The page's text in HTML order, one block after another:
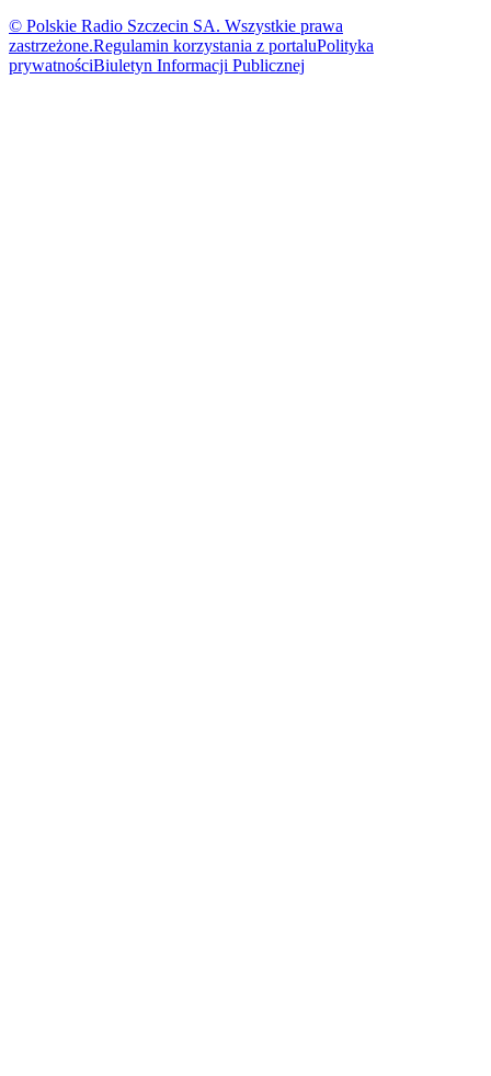
© Polskie Radio Szczecin SA. Wszystkie prawa
zastrzeżone.Regulamin korzystania z portaluPolityka
prywatnościBiuletyn Informacji Publicznej